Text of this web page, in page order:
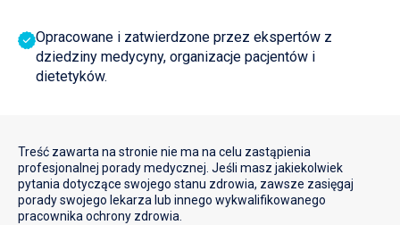
Opracowane i zatwierdzone przez ekspertów z
dziedziny medycyny, organizacje pacjentów i
dietetyków.
Treść zawarta na stronie nie ma na celu zastąpienia
profesjonalnej porady medycznej. Jeśli masz jakiekolwiek
pytania dotyczące swojego stanu zdrowia, zawsze zasięgaj
porady swojego lekarza lub innego wykwalifikowanego
pracownika ochrony zdrowia.